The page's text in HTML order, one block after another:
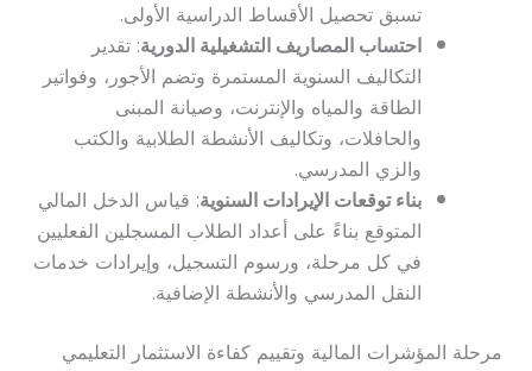
تسبق تحصيل الأقساط الدراسية الأولى.
احتساب المصاريف التشغيلية الدورية: تقدير
التكاليف السنوية المستمرة وتضم الأجور، وفواتير
الطاقة والمياه والإنترنت، وصيانة المبنى
والحافلات، وتكاليف الأنشطة الطلابية والكتب
والزي المدرسي.
بناء توقعات الإيرادات السنوية: قياس الدخل المالي
المتوقع بناءً على أعداد الطلاب المسجلين الفعليين
في كل مرحلة، ورسوم التسجيل، وإيرادات خدمات
النقل المدرسي والأنشطة الإضافية.
مرحلة المؤشرات المالية وتقييم كفاءة الاستثمار التعليمي